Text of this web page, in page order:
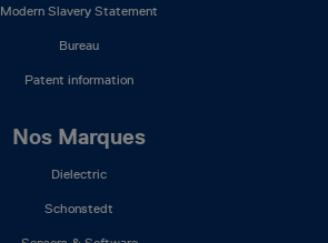
Modern Slavery Statement
Bureau
Patent information
Nos Marques
Dielectric
Schonstedt